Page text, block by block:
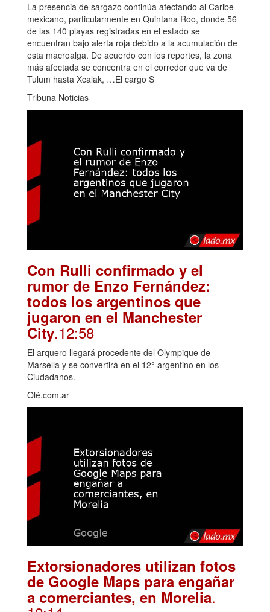
La presencia de sargazo continúa afectando al Caribe
mexicano, particularmente en Quintana Roo, donde 56
de las 140 playas registradas en el estado se
encuentran bajo alerta roja debido a la acumulación de
esta macroalga. De acuerdo con los reportes, la zona
más afectada se concentra en el corredor que va de
Tulum hasta Xcalak, …El cargo S
Tribuna Noticias
Con Rulli confirmado y el
rumor de Enzo Fernández:
todos los argentinos que
jugaron en el Manchester
City.12:58
El arquero llegará procedente del Olympique de
Marsella y se convertirá en el 12° argentino en los
Ciudadanos.
Olé.com.ar
Extorsionadores utilizan fotos
de Google Maps para engañar
a comerciantes, en Morelia.